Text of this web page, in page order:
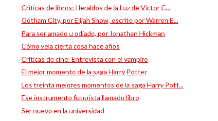
Críticas de libros: Heraldos de la Luz de Víctor C...
Gotham City, por Elijah Snow, escrito por Warren E...
Para ser amado u odiado, por Jonathan Hickman
Cómo veía cierta cosa hace años
Críticas de cine: Entrevista con el vampiro
El mejor momento de la saga Harry Potter
Los treinta mejores momentos de la saga Harry Pott...
Ese instrumento futurista llamado libro
Ser nuevo en la universidad